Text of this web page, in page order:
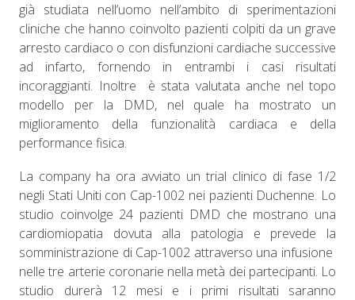
già studiata nell’uomo nell’ambito di sperimentazioni
cliniche che hanno coinvolto pazienti colpiti da un grave
arresto cardiaco o con disfunzioni cardiache successive
ad infarto, fornendo in entrambi i casi risultati
incoraggianti. Inoltre è stata valutata anche nel topo
modello per la DMD, nel quale ha mostrato un
miglioramento della funzionalità cardiaca e della
performance fisica.
La company ha ora avviato un trial clinico di fase 1/2
negli Stati Uniti con Cap-1002 nei pazienti Duchenne. Lo
studio coinvolge 24 pazienti DMD che mostrano una
cardiomiopatia dovuta alla patologia e prevede la
somministrazione di Cap-1002 attraverso una infusione
nelle tre arterie coronarie nella metà dei partecipanti. Lo
studio durerà 12 mesi e i primi risultati saranno